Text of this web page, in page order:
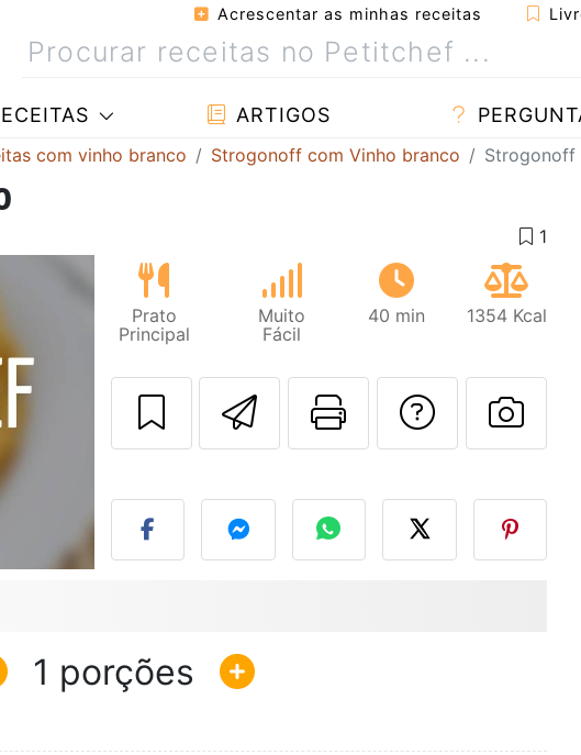
Acrescentar as minhas receitas
ARTIGOS
com vinho branco Strogonoff com Vinho branco Strogonoff
Prato
Principal
Muito
Fácil
40 min 1354 Kcal
Enviar esta receita
Imprima esta
Falar
Fez
1